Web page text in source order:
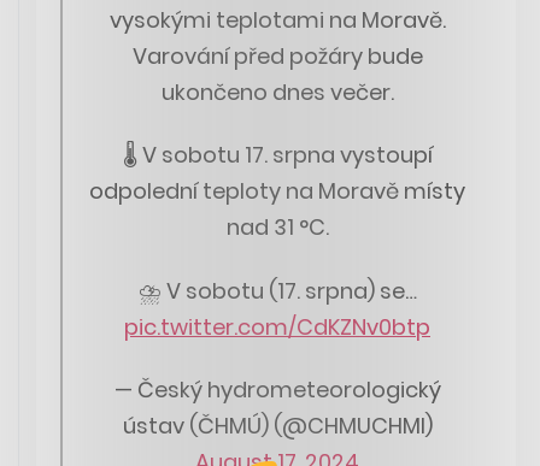
vysokými teplotami na Moravě.
Varování před požáry bude
ukončeno dnes večer.
🌡️ V sobotu 17. srpna vystoupí
odpolední teploty na Moravě místy
nad 31 °C.
⛈️ V sobotu (17. srpna) se…
pic.twitter.com/CdKZNv0btp
— Český hydrometeorologický
ústav (ČHMÚ) (@CHMUCHMI)